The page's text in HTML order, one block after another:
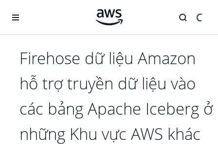
Firehose dữ liệu Amazon
hỗ trợ truyền dữ liệu vào
các bảng Apache Iceberg ở
những Khu vực AWS khác